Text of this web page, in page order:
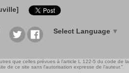
Select Language ▼
que celles prévues à l'article L 122-5 du code de la
de ce site sans l'autorisation expresse de l'auteur."